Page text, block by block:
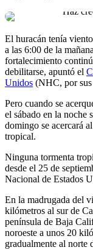
El huracán tenía
a las 6:00 de la
fortalecimiento
debilitarse, apuntó el
Unidos (NHC, por sus
Pero cuando se
el sábado en la noche
domingo se acercará
tropical.
Ninguna tormenta
desde el 25 de
Nacional de Estados
En la madrugada del
kilómetros al sur de
península de Baja
noroeste a unos 20
gradualmente al norte